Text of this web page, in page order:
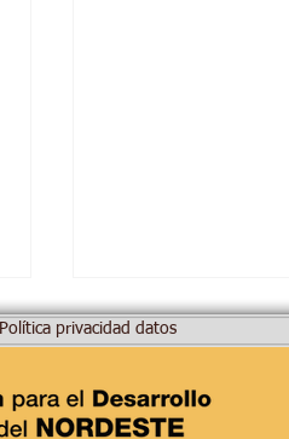
Política privacidad datos